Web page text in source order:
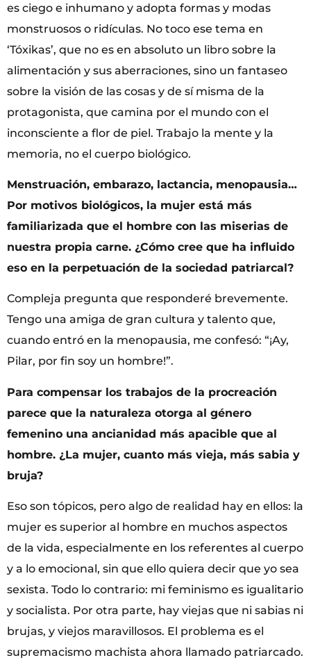
es ciego e inhumano y adopta formas y modas
monstruosos o ridículas. No toco ese tema en
‘Tóxikas’, que no es en absoluto un libro sobre la
alimentación y sus aberraciones, sino un fantaseo
sobre la visión de las cosas y de sí misma de la
protagonista, que camina por el mundo con el
inconsciente a flor de piel. Trabajo la mente y la
memoria, no el cuerpo biológico.
Menstruación, embarazo, lactancia, menopausia…
Por motivos biológicos, la mujer está más
familiarizada que el hombre con las miserias de
nuestra propia carne. ¿Cómo cree que ha influido
eso en la perpetuación de la sociedad patriarcal?
Compleja pregunta que responderé brevemente.
Tengo una amiga de gran cultura y talento que,
cuando entró en la menopausia, me confesó: “¡Ay,
Pilar, por fin soy un hombre!”.
Para compensar los trabajos de la procreación
parece que la naturaleza otorga al género
femenino una ancianidad más apacible que al
hombre. ¿La mujer, cuanto más vieja, más sabia y
bruja?
Eso son tópicos, pero algo de realidad hay en ellos: la
mujer es superior al hombre en muchos aspectos
de la vida, especialmente en los referentes al cuerpo
y a lo emocional, sin que ello quiera decir que yo sea
sexista. Todo lo contrario: mi feminismo es igualitario
y socialista. Por otra parte, hay viejas que ni sabias ni
brujas, y viejos maravillosos. El problema es el
supremacismo machista ahora llamado patriarcado.